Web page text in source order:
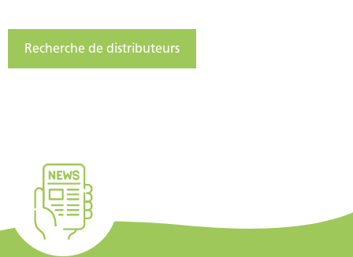
Recherche de distributeurs